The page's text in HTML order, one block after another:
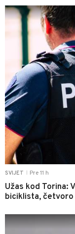
SVIJET Pre 11 h
Užas kod Torina:
biciklista,